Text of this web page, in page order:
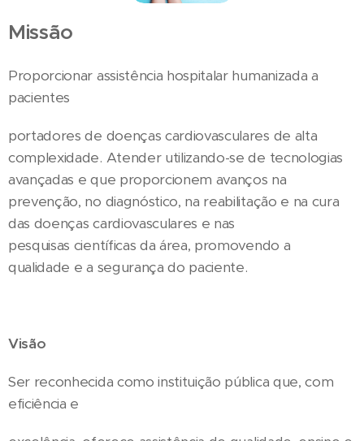
Missão
Proporcionar assistência hospitalar humanizada a
pacientes
portadores de doenças cardiovasculares de alta
complexidade. Atender utilizando-se de tecnologias
avançadas e que proporcionem avanços na
prevenção, no diagnóstico, na reabilitação e na cura
das doenças cardiovasculares e nas
pesquisas científicas da área, promovendo a
qualidade e a segurança do paciente.
Visão
Ser reconhecida como instituição pública que, com
eficiência e